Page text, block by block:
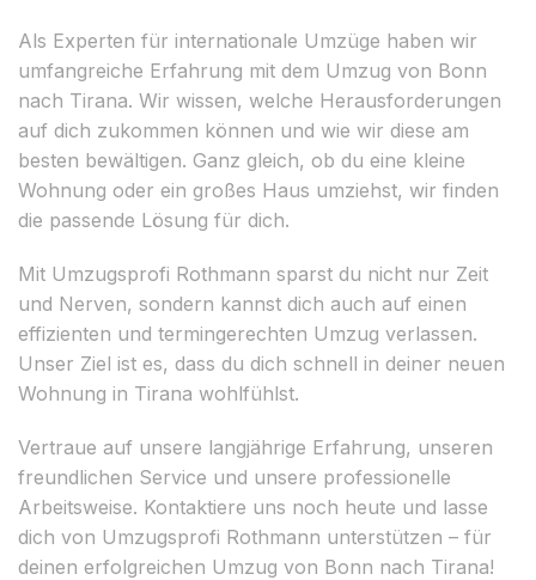
Als Experten für internationale Umzüge haben wir
umfangreiche Erfahrung mit dem Umzug von Bonn
nach Tirana. Wir wissen, welche Herausforderungen
auf dich zukommen können und wie wir diese am
besten bewältigen. Ganz gleich, ob du eine kleine
Wohnung oder ein großes Haus umziehst, wir finden
die passende Lösung für dich.
Mit Umzugsprofi Rothmann sparst du nicht nur Zeit
und Nerven, sondern kannst dich auch auf einen
effizienten und termingerechten Umzug verlassen.
Unser Ziel ist es, dass du dich schnell in deiner neuen
Wohnung in Tirana wohlfühlst.
Vertraue auf unsere langjährige Erfahrung, unseren
freundlichen Service und unsere professionelle
Arbeitsweise. Kontaktiere uns noch heute und lasse
dich von Umzugsprofi Rothmann unterstützen – für
deinen erfolgreichen Umzug von Bonn nach Tirana!